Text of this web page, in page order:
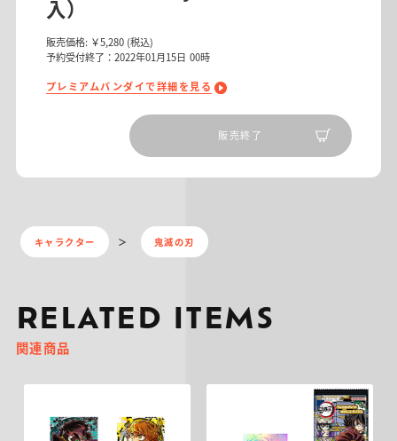
入）
販売価格: ￥5,280 (税込)
予約受付終了：2022年01月15日 00時
プレミアムバンダイで詳細を見る
販売終了
キャラクター 鬼滅の刃
RELATED ITEMS
関連商品